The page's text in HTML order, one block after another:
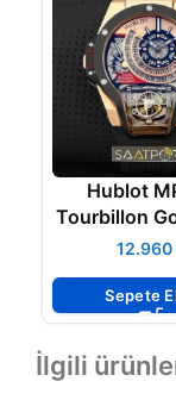
Hublot
Tourbillon
Replika
Sepete
İlgili